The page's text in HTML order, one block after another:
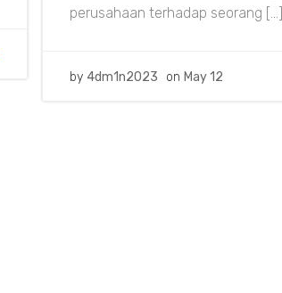
perusahaan terhadap seorang […]
by 4dm1n2023 on May 12